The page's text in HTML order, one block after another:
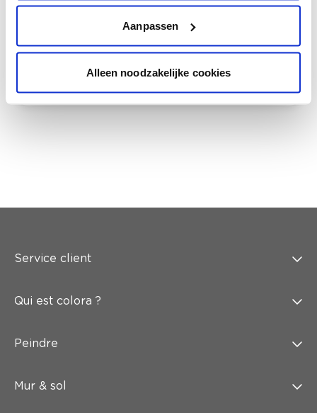
Aanpassen
Alleen noodzakelijke cookies
Obtenez un conseil couleur en fonction de
l'éclairage et de votre mobilier.
Service client
Qui est colora ?
Peindre
Mur & sol